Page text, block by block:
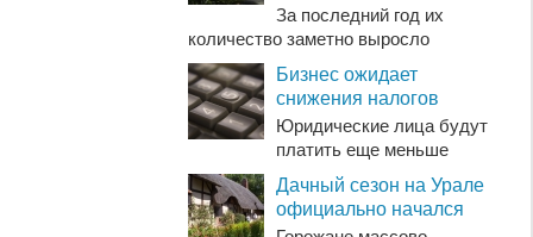
За последний год их
количество заметно выросло
Бизнес ожидает
снижения налогов
Юридические лица будут
платить еще меньше
Дачный сезон на Урале
официально начался